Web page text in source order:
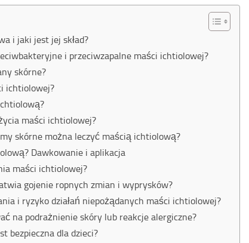
i jaki jest jej skład?
i przeciwzapalne maści ichtiolowej?
skórne?
ichtiolowej?
maści ichtiolowej?
skórne można leczyć maścią ichtiolową?
Dawkowanie i aplikacja
maści ichtiolowej?
gojenie ropnych zmian i wyprysków?
i ryzyko działań niepożądanych maści ichtiolowej?
na podrażnienie skóry lub reakcje alergiczne?
bezpieczna dla dzieci?